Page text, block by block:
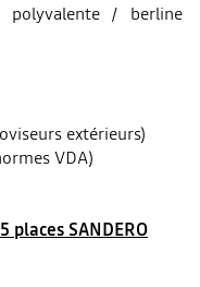
polyvalente / berline
extérieurs)
VDA)
SANDERO